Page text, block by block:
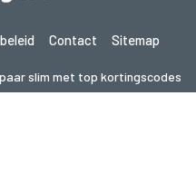
Contact Sitemap
slim met top kortingscodes